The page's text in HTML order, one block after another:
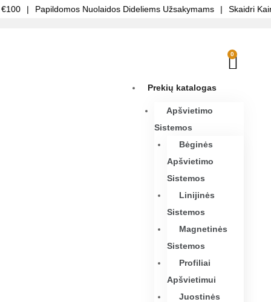
| Papildomos Nuolaidos Dideliems Užsakymams | Skaidri
0
Prekių katalogas
Apšvietimo
Sistemos
Bėginės
Apšvietimo
Sistemos
Linijinės
Sistemos
Magnetinės
Sistemos
Profiliai
Apšvietimui
Juostinės